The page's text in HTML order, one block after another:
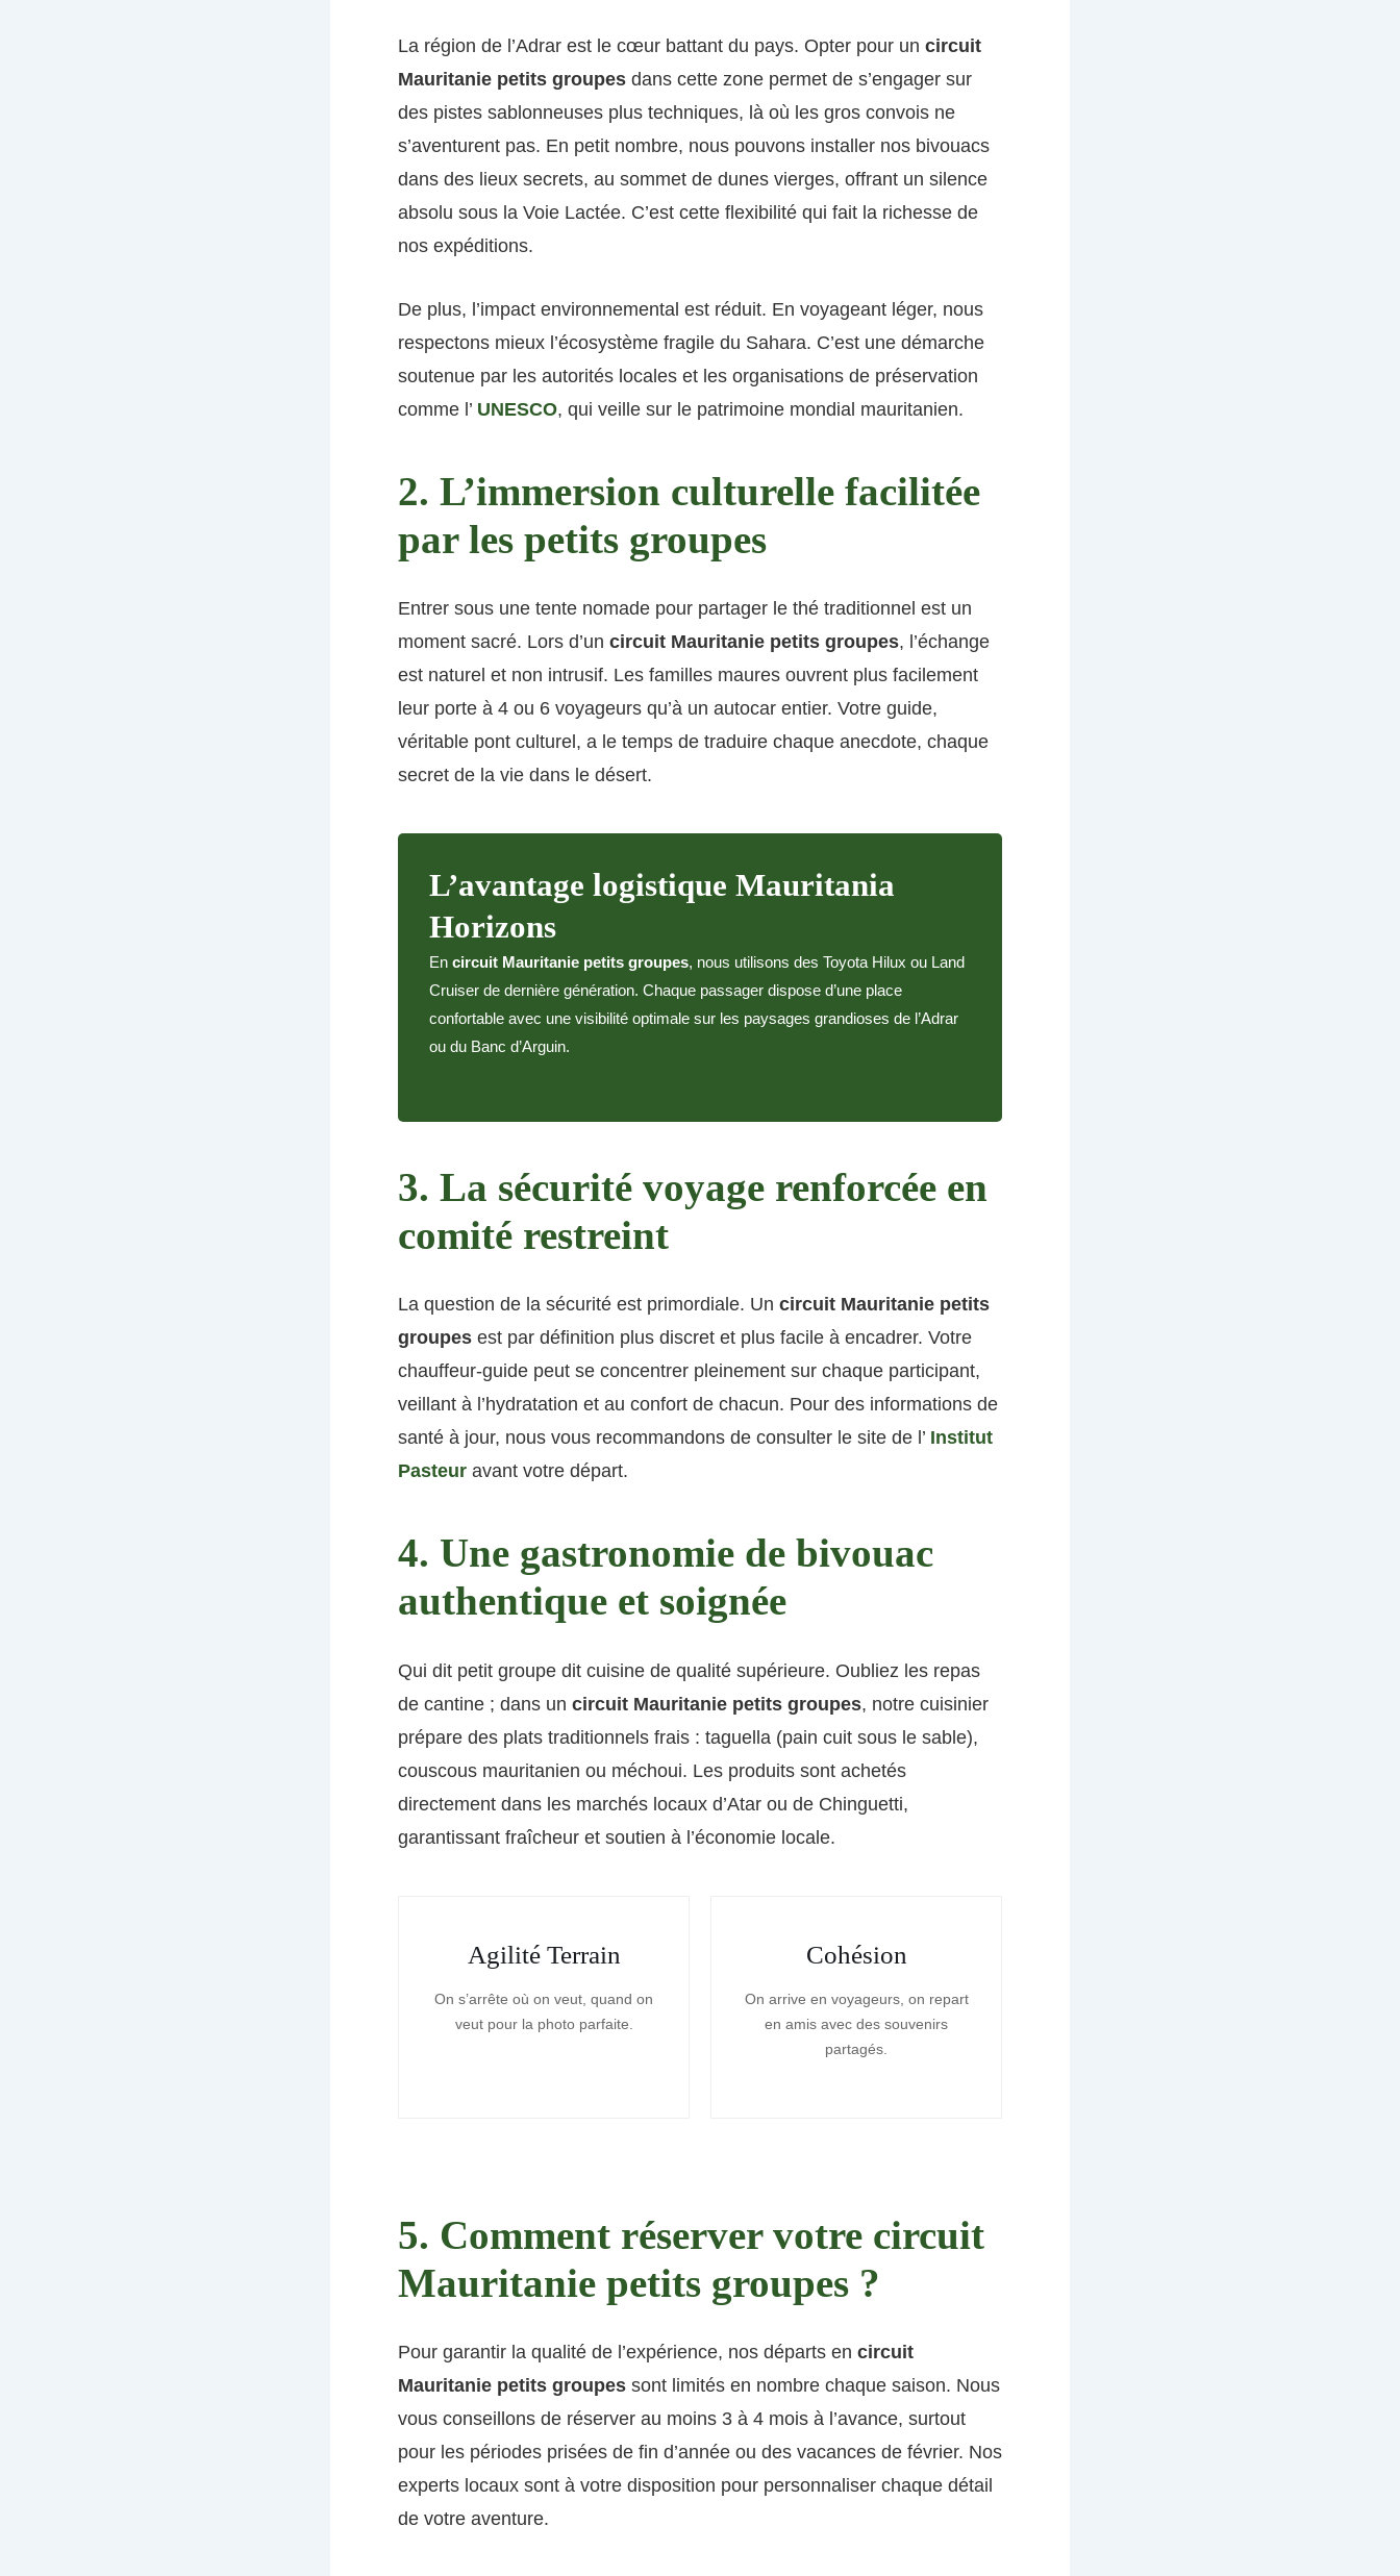
La région de l’Adrar est le cœur battant du pays. Opter pour un circuit
Mauritanie petits groupes dans cette zone permet de s’engager sur
des pistes sablonneuses plus techniques, là où les gros convois ne
s’aventurent pas. En petit nombre, nous pouvons installer nos bivouacs
dans des lieux secrets, au sommet de dunes vierges, offrant un silence
absolu sous la Voie Lactée. C’est cette flexibilité qui fait la richesse de
nos expéditions.
De plus, l’impact environnemental est réduit. En voyageant léger, nous
respectons mieux l’écosystème fragile du Sahara. C’est une démarche
soutenue par les autorités locales et les organisations de préservation
comme l’ UNESCO, qui veille sur le patrimoine mondial mauritanien.
2. L’immersion culturelle facilitée
par les petits groupes
Entrer sous une tente nomade pour partager le thé traditionnel est un
moment sacré. Lors d’un circuit Mauritanie petits groupes, l’échange
est naturel et non intrusif. Les familles maures ouvrent plus facilement
leur porte à 4 ou 6 voyageurs qu’à un autocar entier. Votre guide,
véritable pont culturel, a le temps de traduire chaque anecdote, chaque
secret de la vie dans le désert.
L’avantage logistique Mauritania
Horizons
En circuit Mauritanie petits groupes, nous utilisons des Toyota Hilux ou Land
Cruiser de dernière génération. Chaque passager dispose d’une place
confortable avec une visibilité optimale sur les paysages grandioses de l’Adrar
ou du Banc d’Arguin.
3. La sécurité voyage renforcée en
comité restreint
La question de la sécurité est primordiale. Un circuit Mauritanie petits
groupes est par définition plus discret et plus facile à encadrer. Votre
chauffeur-guide peut se concentrer pleinement sur chaque participant,
veillant à l’hydratation et au confort de chacun. Pour des informations de
santé à jour, nous vous recommandons de consulter le site de l’ Institut
Pasteur avant votre départ.
4. Une gastronomie de bivouac
authentique et soignée
Qui dit petit groupe dit cuisine de qualité supérieure. Oubliez les repas
de cantine ; dans un circuit Mauritanie petits groupes, notre cuisinier
prépare des plats traditionnels frais : taguella (pain cuit sous le sable),
couscous mauritanien ou méchoui. Les produits sont achetés
directement dans les marchés locaux d’Atar ou de Chinguetti,
garantissant fraîcheur et soutien à l’économie locale.
Agilité Terrain
On s’arrête où on veut, quand on
veut pour la photo parfaite.
Cohésion
On arrive en voyageurs, on repart
en amis avec des souvenirs
partagés.
5. Comment réserver votre circuit
Mauritanie petits groupes ?
Pour garantir la qualité de l’expérience, nos départs en circuit
Mauritanie petits groupes sont limités en nombre chaque saison. Nous
vous conseillons de réserver au moins 3 à 4 mois à l’avance, surtout
pour les périodes prisées de fin d’année ou des vacances de février. Nos
experts locaux sont à votre disposition pour personnaliser chaque détail
de votre aventure.